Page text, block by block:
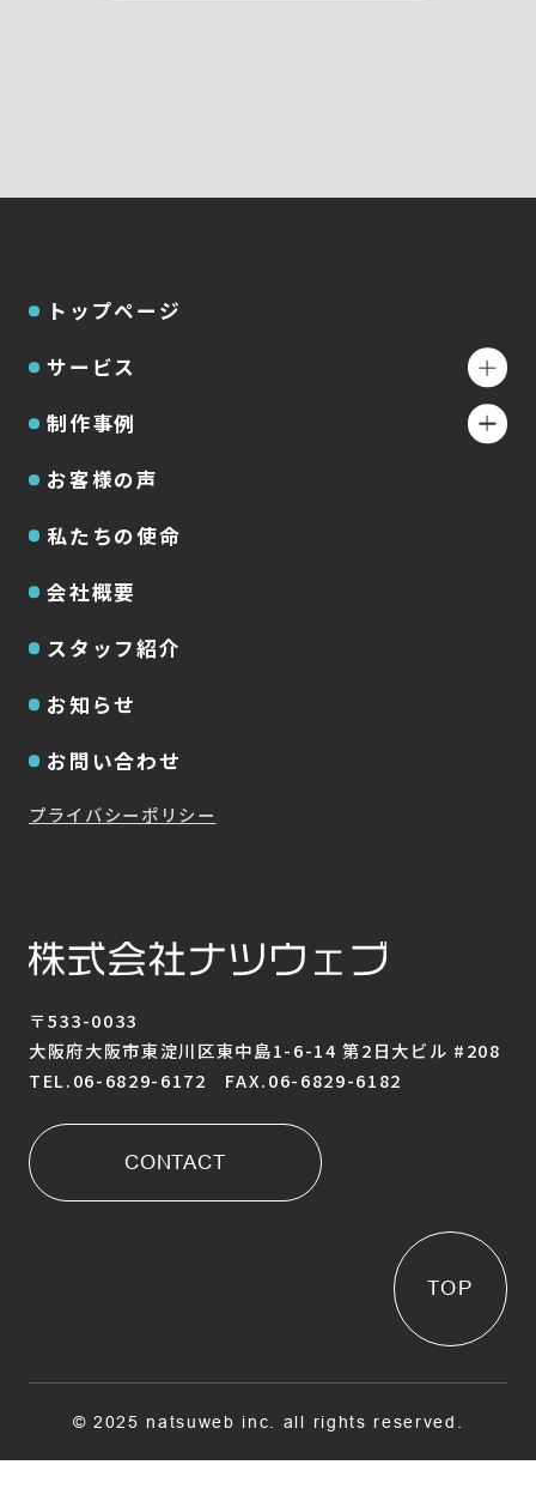
〒533-0033
大阪府大阪市東淀川区東中島1-6-14 第2日大ビル #208
TEL.06-6829-6172 FAX.06-6829-6182
CONTACT
トップページ
サービス
制作事例
お客様の声
私たちの使命
会社概要
スタッフ紹介
お知らせ
お問い合わせ
プライバシーポリシー
TOP
© 2025 natsuweb inc. all rights reserved.